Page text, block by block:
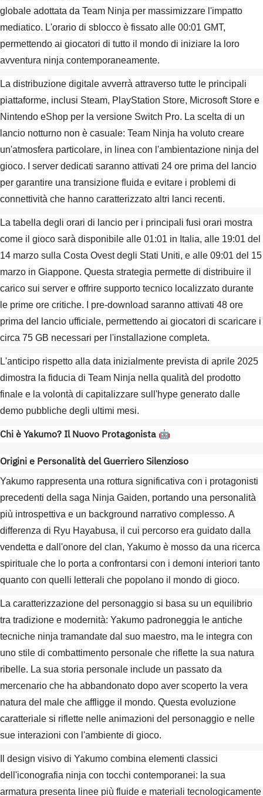
globale adottata da Team Ninja per massimizzare l'impatto
mediatico. L'orario di sblocco è fissato alle 00:01 GMT,
permettendo ai giocatori di tutto il mondo di iniziare la loro
avventura ninja contemporaneamente.
La distribuzione digitale avverrà attraverso tutte le principali
piattaforme, inclusi Steam, PlayStation Store, Microsoft Store e
Nintendo eShop per la versione Switch Pro. La scelta di un
lancio notturno non è casuale: Team Ninja ha voluto creare
un'atmosfera particolare, in linea con l'ambientazione ninja del
gioco. I server dedicati saranno attivati 24 ore prima del lancio
per garantire una transizione fluida e evitare i problemi di
connettività che hanno caratterizzato altri lanci recenti.
La tabella degli orari di lancio per i principali fusi orari mostra
come il gioco sarà disponibile alle 01:01 in Italia, alle 19:01 del
14 marzo sulla Costa Ovest degli Stati Uniti, e alle 09:01 del 15
marzo in Giappone. Questa strategia permette di distribuire il
carico sui server e offrire supporto tecnico localizzato durante
le prime ore critiche. I pre-download saranno attivati 48 ore
prima del lancio ufficiale, permettendo ai giocatori di scaricare i
circa 75 GB necessari per l'installazione completa.
L'anticipo rispetto alla data inizialmente prevista di aprile 2025
dimostra la fiducia di Team Ninja nella qualità del prodotto
finale e la volontà di capitalizzare sull'hype generato dalle
demo pubbliche degli ultimi mesi.
Chi è Yakumo? Il Nuovo Protagonista 🤖
Origini e Personalità del Guerriero Silenzioso
Yakumo rappresenta una rottura significativa con i protagonisti
precedenti della saga Ninja Gaiden, portando una personalità
più introspettiva e un background narrativo complesso. A
differenza di Ryu Hayabusa, il cui percorso era guidato dalla
vendetta e dall'onore del clan, Yakumo è mosso da una ricerca
spirituale che lo porta a confrontarsi con i demoni interiori tanto
quanto con quelli letterali che popolano il mondo di gioco.
La caratterizzazione del personaggio si basa su un equilibrio
tra tradizione e modernità: Yakumo padroneggia le antiche
tecniche ninja tramandate dal suo maestro, ma le integra con
uno stile di combattimento personale che riflette la sua natura
ribelle. La sua storia personale include un passato da
mercenario che ha abbandonato dopo aver scoperto la vera
natura del male che affligge il mondo. Questa evoluzione
caratteriale si riflette nelle animazioni del personaggio e nelle
sue interazioni con l'ambiente di gioco.
Il design visivo di Yakumo combina elementi classici
dell'iconografia ninja con tocchi contemporanei: la sua
armatura presenta linee più fluide e materiali tecnologicamente